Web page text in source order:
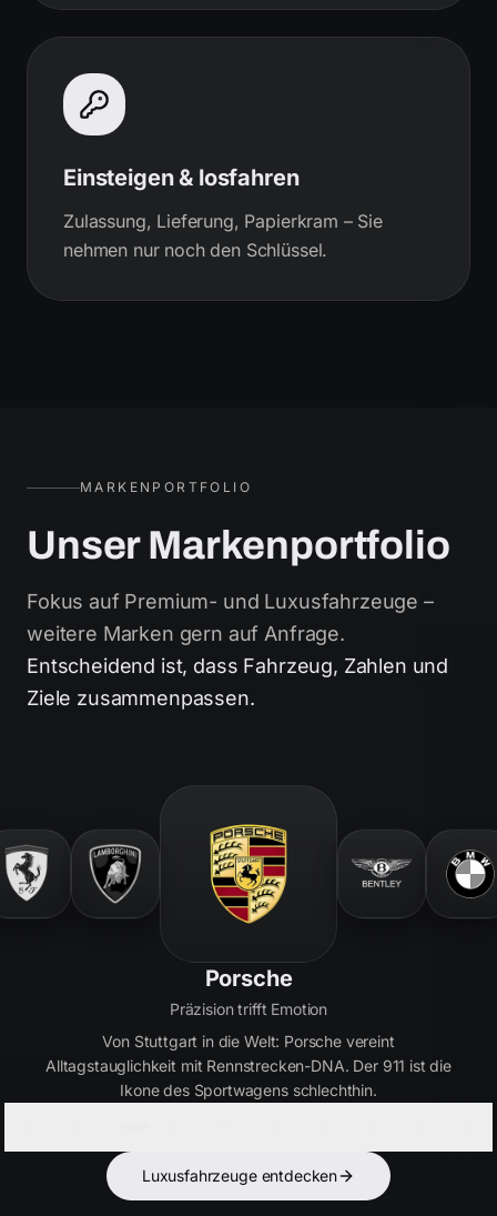
Einsteigen & losfahren
Zulassung, Lieferung, Papierkram – Sie
nehmen nur noch den Schlüssel.
MARKENPORTFOLIO
Unser Markenportfolio
Fokus auf Premium- und Luxusfahrzeuge –
weitere Marken gern auf Anfrage.
Entscheidend ist, dass Fahrzeug, Zahlen und
Ziele zusammenpassen.
Bentley
Handwerkskunst seit 1919
Britische Eleganz in Perfektion. Bentley verbindet
ultimativen Luxus mit kraftvoller Performance – für Kenner,
die das Besondere suchen.
Luxusfahrzeuge entdecken